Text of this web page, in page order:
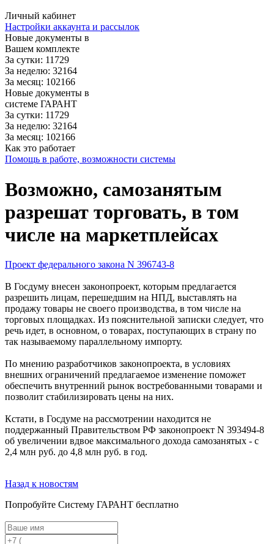
Личный кабинет
Настройки аккаунта и рассылок
Новые документы в
Вашем комплекте
За сутки: 11729
За неделю: 32164
За месяц: 102166
Новые документы в
системе ГАРАНТ
За сутки: 11729
За неделю: 32164
За месяц: 102166
Как это работает
Помощь в работе, возможности системы
Возможно, самозанятым
разрешат торговать, в том
числе на маркетплейсах
Проект федерального закона N 396743-8
В Госдуму внесен законопроект, которым предлагается
разрешить лицам, перешедшим на НПД, выставлять на
продажу товары не своего производства, в том числе на
торговых площадках. Из пояснительной записки следует, что
речь идет, в основном, о товарах, поступающих в страну по
так называемому параллельному импорту.
По мнению разработчиков законопроекта, в условиях
внешних ограничений предлагаемое изменение поможет
обеспечить внутренний рынок востребованными товарами и
позволит стабилизировать цены на них.
Кстати, в Госдуме на рассмотрении находится не
поддержанный Правительством РФ законопроект N 393494-8
об увеличении вдвое максимального дохода самозанятых - с
2,4 млн руб. до 4,8 млн руб. в год.
Назад к новостям
Попробуйте Систему ГАРАНТ бесплатно